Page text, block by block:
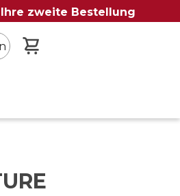
zweite Bestellung